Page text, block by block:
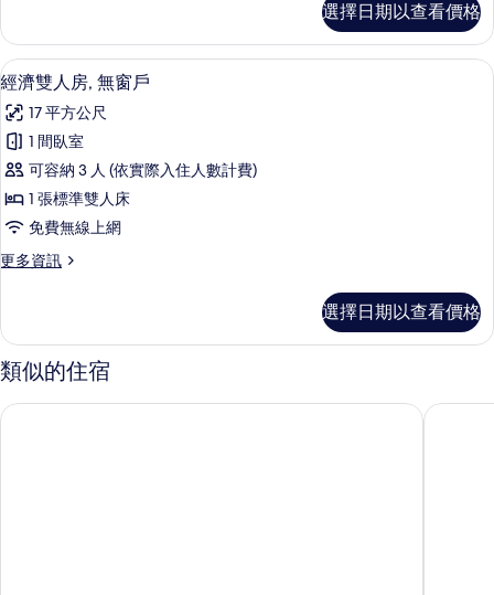
所
有
相
片
四
人
房,
台
的
詳
情
選擇日期以查看價格
顯
示
經
濟
雙
人
無
戶
的
所
有
經濟雙人房, 無窗戶 | 免費無線上網、
6
經濟雙人房, 無窗戶
17 平方公尺
1 間臥室
可容納 3 人 (依實際入住人數計費)
1 張標準雙人床
免費無線上網
更多資訊
更
雙
人
房,
窗
選擇日期以查看價格
類似的住宿
台東熊站智能入住旅宿 台東普